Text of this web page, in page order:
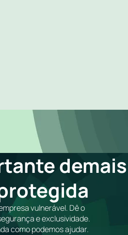
demais
vulnerável. Dê o
e exclusividade.
como podemos ajudar.